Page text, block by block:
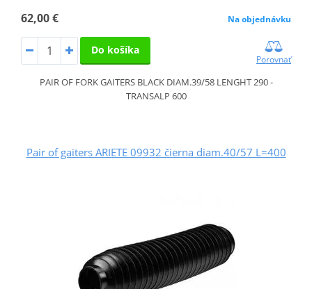
62,00 € Na objednávku
Do košíka
Porovnať
PAIR OF FORK GAITERS BLACK DIAM.39/58 LENGHT 290 -
TRANSALP 600
Pair of gaiters ARIETE 09932 čierna diam.40/57 L=400